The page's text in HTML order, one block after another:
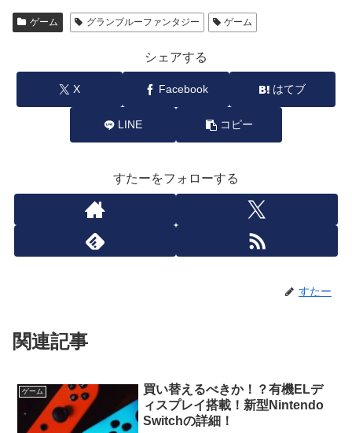
ゲーム グランブルーファンタジー ゲーム
シェアする
X Facebook はてブ
LINE コピー
すたーをフォローする
すたー
関連記事
ゲーム
買い替えるべきか！？有機ELデ
ィスプレイ搭載！新型Nintendo
Switchの詳細！